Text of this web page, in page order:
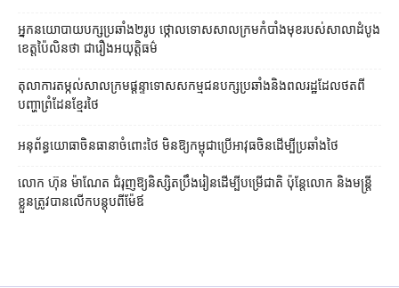
អ្នកនយោបាយ​បក្ស​ប្រឆាំង​២​រូប ថ្កោលទោស​សាលក្រម​កំបាំងមុខ​របស់​សាលាដំបូង​
ខេត្ត​ប៉ៃលិន​ថា ជា​រឿង​អយុត្តិធម៌
តុលាការ​តម្កល់​សាលក្រម​ផ្ដន្ទាទោស​សកម្មជន​បក្ស​ប្រឆាំង​និង​ពលរដ្ឋ​ដែល​ថត​ពី​
បញ្ហា​ព្រំដែន​ខ្មែរ​ថៃ
អនុព័ន្ធយោធា​ចិន​ធានា​ចំពោះ​ថៃ មិន​ឱ្យ​កម្ពុជា​ប្រើ​អាវុធ​ចិន​ដើម្បី​ប្រឆាំង​ថៃ ​
លោក ហ៊ុន ម៉ាណែត ជំរុញ​ឱ្យ​និស្សិត​ប្រឹងរៀន​ដើម្បី​បម្រើ​ជាតិ ប៉ុន្តែ​លោក និង​មន្ត្រី​​
ខ្លួន​ត្រូវ​បាន​លើក​បន្តុប​ពី​ម៉ែឪ